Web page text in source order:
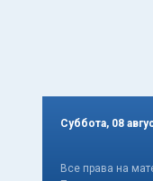
Суббота, 08
Все права на